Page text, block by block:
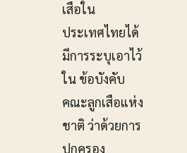
เสือใน
ประเทศไทยได้
มีการระบุเอาไว้
ใน ข้อบังคับ
คณะลูกเสือแห่ง
ชาติ ว่าด้วยการ
ปกครอง